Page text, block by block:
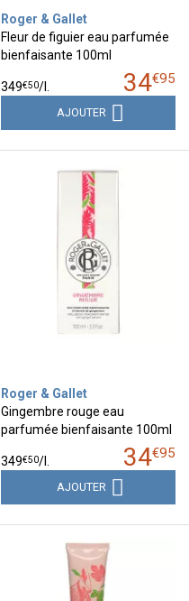
Roger & Gallet
Fleur de figuier eau parfumée
bienfaisante 100ml
34€95
349€50/
AJOUTER
Roger & Gallet
Gingembre rouge eau
parfumée bienfaisante 100ml
34€95
349€50/
AJOUTER